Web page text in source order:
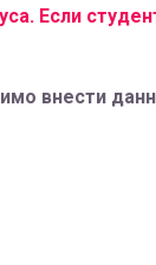
Если
внести